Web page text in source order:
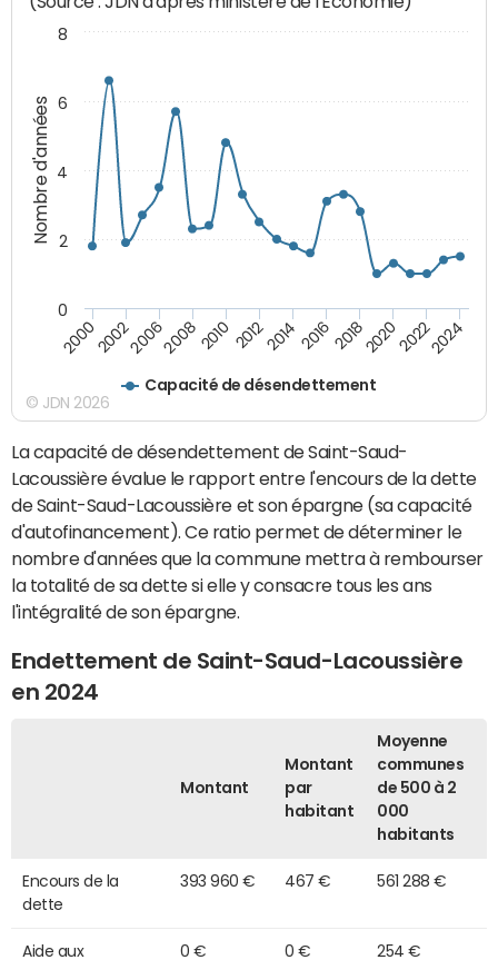
Nombre d'années
Capacité de désendettement
20002002200620082010 2012201420162018202020222024
0
2
4
6
8
© JDN 2026
La capacité de désendettement de Saint-Saud-
Lacoussière évalue le rapport entre l'encours de la dette
de Saint-Saud-Lacoussière et son épargne (sa capacité
d'autofinancement). Ce ratio permet de déterminer le
nombre d'années que la commune mettra à rembourser
la totalité de sa dette si elle y consacre tous les ans
l'intégralité de son épargne.
Endettement de Saint-Saud-Lacoussière
en 2024
Montant
Montant
par
habitant
Moyenne
communes
de 500 à 2
000
habitants
Encours de la
dette
393 960 € 467 € 561 288 €
Aide aux
0 € 0 € 254 €